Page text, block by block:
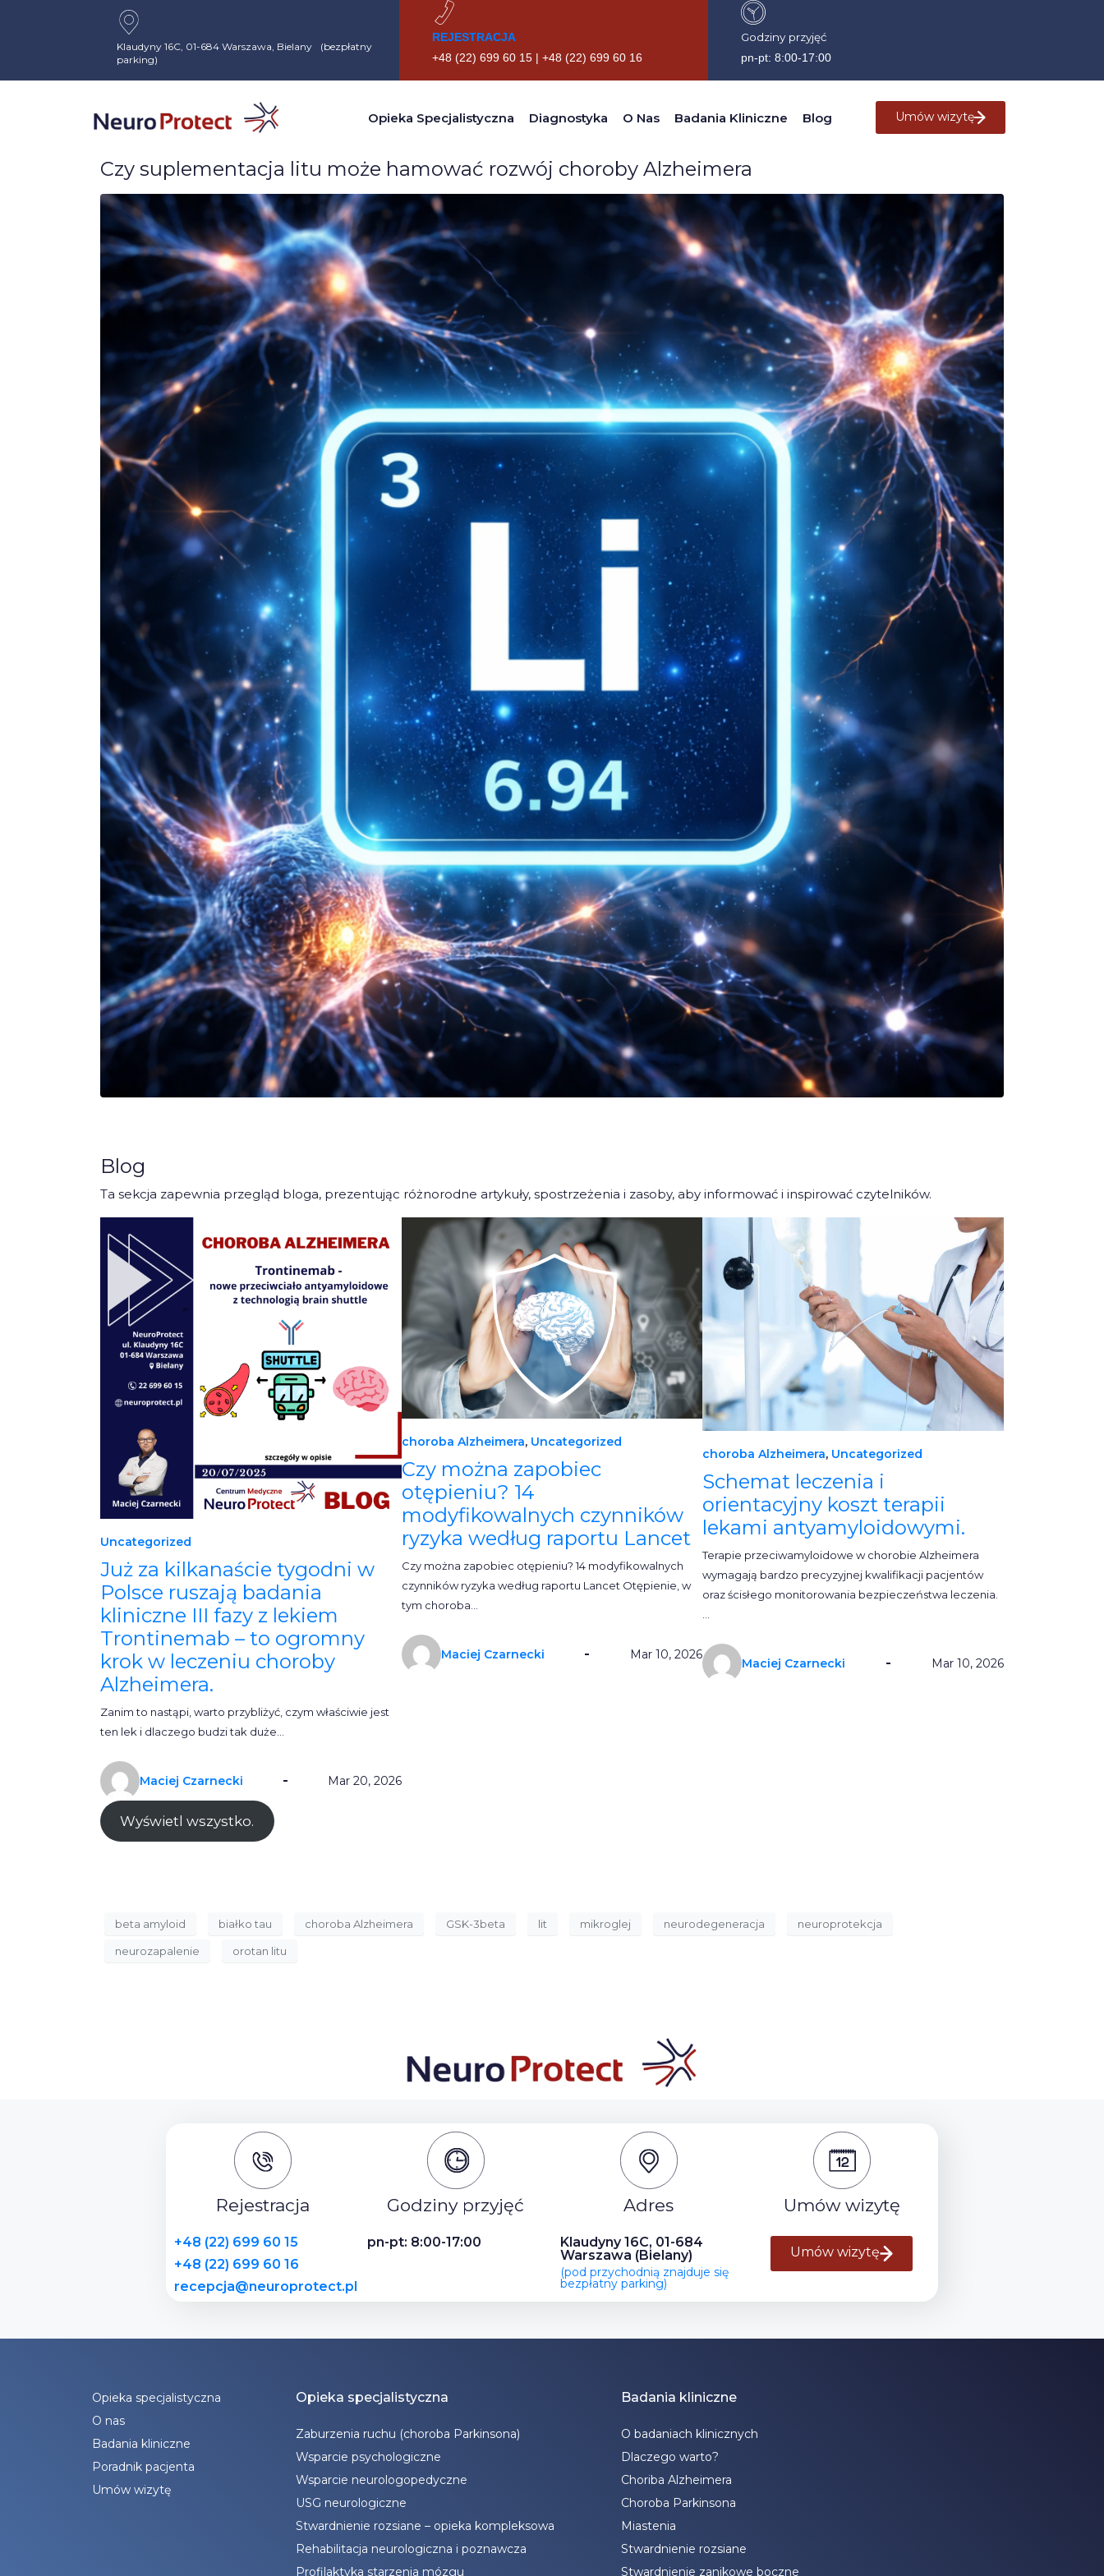
Klaudyny 16C, 01-684 Warszawa, Bielany (bezpłatny
parking)
REJESTRACJA
+48 (22) 699 60 15 | +48 (22) 699 60 16
Godziny przyjęć
pn-pt: 8:00-17:00
Opieka Specjalistyczna Diagnostyka O Nas Badania Kliniczne Blog Umów wizytę
Czy suplementacja litu może hamować rozwój choroby Alzheimera
Blog
Ta sekcja zapewnia przegląd bloga, prezentując różnorodne artykuły, spostrzeżenia i zasoby, aby informować i inspirować czytelników.
Uncategorized
Już za kilkanaście tygodni w
Polsce ruszają badania
kliniczne III fazy z lekiem
Trontinemab – to ogromny
krok w leczeniu choroby
Alzheimera.
Zanim to nastąpi, warto przybliżyć, czym właściwie jest
ten lek i dlaczego budzi tak duże…
Maciej Czarnecki Mar 20, 2026
choroba Alzheimera, Uncategorized
Czy można zapobiec
otępieniu? 14
modyfikowalnych czynników
ryzyka według raportu Lancet
Czy można zapobiec otępieniu? 14 modyfikowalnych
czynników ryzyka według raportu Lancet Otępienie, w
tym choroba…
Maciej Czarnecki Mar 10, 2026
choroba Alzheimera, Uncategorized
Schemat leczenia i
orientacyjny koszt terapii
lekami antyamyloidowymi.
Terapie przeciwamyloidowe w chorobie Alzheimera
wymagają bardzo precyzyjnej kwalifikacji pacjentów
oraz ścisłego monitorowania bezpieczeństwa leczenia.
…
Maciej Czarnecki Mar 10, 2026
Wyświetl wszystko.
beta amyloid białko tau choroba Alzheimera GSK-3beta lit mikroglej neurodegeneracja neuroprotekcja
neurozapalenie orotan litu
Rejestracja
+48 (22) 699 60 15
+48 (22) 699 60 16
recepcja@neuroprotect.pl
Godziny przyjęć
pn-pt: 8:00-17:00
Adres
Klaudyny 16C, 01-684
Warszawa (Bielany)
(pod przychodnią znajduje się
bezpłatny parking)
Umów wizytę
Umów wizytę
Opieka specjalistyczna
O nas
Badania kliniczne
Poradnik pacjenta
Umów wizytę
Opieka specjalistyczna
Zaburzenia ruchu (choroba Parkinsona)
Wsparcie psychologiczne
Wsparcie neurologopedyczne
USG neurologiczne
Stwardnienie rozsiane – opieka kompleksowa
Rehabilitacja neurologiczna i poznawcza
Profilaktyka starzenia mózgu
Badania kliniczne
O badaniach klinicznych
Dlaczego warto?
Choriba Alzheimera
Choroba Parkinsona
Miastenia
Stwardnienie rozsiane
Stwardnienie zanikowe boczne